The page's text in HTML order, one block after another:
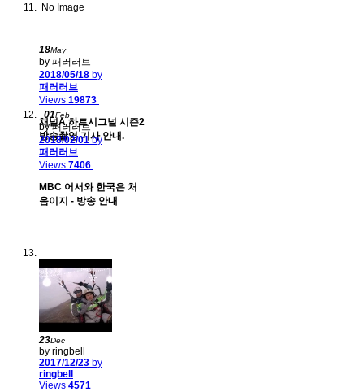
No Image
18May
by 패러러브
2018/05/18 by
패러러브
Views 19873
채널A 하트시그널 시즌2
방송촬영 기사 안내.
01Feb
by 패러러브
2018/02/01by
패러러브
Views 7406
MBC 어서와 한국은 처
음이지 - 방송 안내
23Dec
by ringbell
2017/12/23 by
ringbell
Views 4571